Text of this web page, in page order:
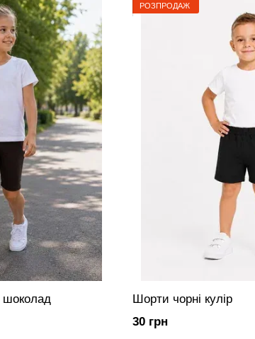
шоколад
РОЗПРОДАЖ
Шорти чорні кулір
30 грн